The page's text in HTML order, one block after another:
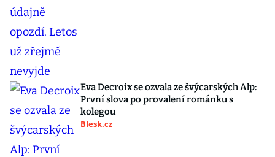
Eva Decroix se ozvala ze švýcarských Alp:
První slova po provalení románku s
kolegou
Blesk.cz